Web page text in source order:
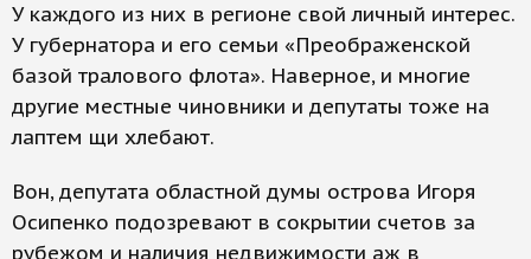
У каждого из них в регионе свой личный интерес.
У губернатора и его семьи «Преображенской
базой тралового флота». Наверное, и многие
другие местные чиновники и депутаты тоже на
лаптем щи хлебают.
Вон, депутата областной думы острова Игоря
Осипенко подозревают в сокрытии счетов за
рубежом и наличия недвижимости аж в